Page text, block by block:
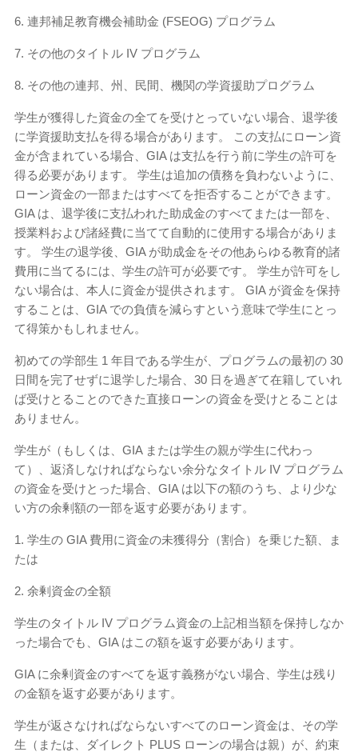
6. 連邦補足教育機会補助金 (FSEOG) プログラム
7. その他のタイトル IV プ​​ログラム
8. その他の連邦、州、民間、機関の学資援助プログラム
学生が獲得した資金の全てを受けとっていない場合、退学後
に学資援助支払を得る場合があります。 この支払にローン資
金が含まれている場合、GIA は支払を行う前に学生の許可を
得る必要があります。 学生は追加の債務を負わないように、
ローン資金の一部またはすべてを拒否することができます。
GIA は、退学後に支払われた助成金のすべてまたは一部を、
授業料および諸経費に当てて自動的に使用する場合がありま
す。 学生の退学後、GIA が助成金をその他あらゆる教育的諸
費用に当てるには、学生の許可が必要です。 学生が許可をし
ない場合は、本人に資金が提供されます。 GIA が資金を保持
することは、GIA での負債を減らすという意味で学生にとっ
て得策かもしれません。
初めての学部生 1 年目である学生が、プログラムの最初の 30
日間を完了せずに退学した場合、30 日を過ぎて在籍していれ
ば受けとることのできた直接ローンの資金を受けとることは
ありません。
学生が（もしくは、GIA または学生の親が学生に代わっ
て）、返済しなければならない余分なタイトル IV プ​​ログラム
の資金を受けとった場合、GIA は以下の額のうち、より少な
い方の余剰額の一部を返す必要があります。
1. 学生の GIA 費用に資金の未獲得分（割合）を乗じた額、ま
たは
2. 余剰資金の全額
学生のタイトル IV プ​​ログラム資金の上記相当額を保持しなか
った場合でも、GIA はこの額を返す必要があります。
GIA に余剰資金のすべてを返す義務がない場合、学生は残り
の金額を返す必要があります。
学生が返さなければならないすべてのローン資金は、その学
生（または、ダイレクト PLUS ローンの場合は親）が、約束